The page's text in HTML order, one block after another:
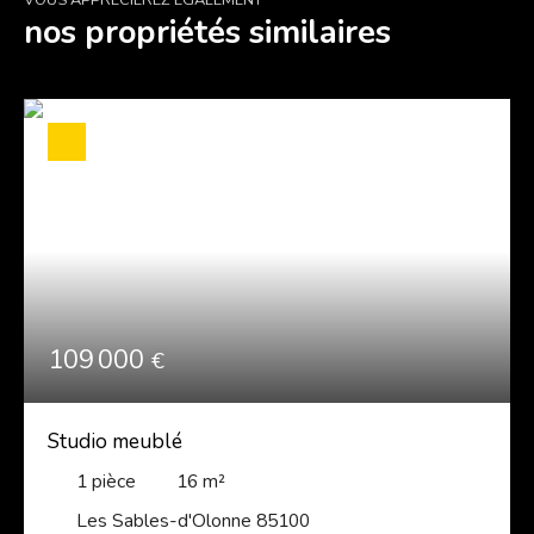
nos propriétés similaires
109 000€
Studio meublé
1pièce 16m²
Les Sables-d'Olonne 85100